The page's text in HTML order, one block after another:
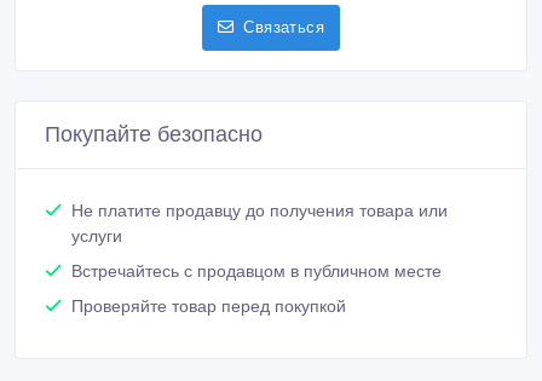
Связаться
Покупайте безопасно
Не платите продавцу до получения товара или
услуги
Встречайтесь с продавцом в публичном месте
Проверяйте товар перед покупкой